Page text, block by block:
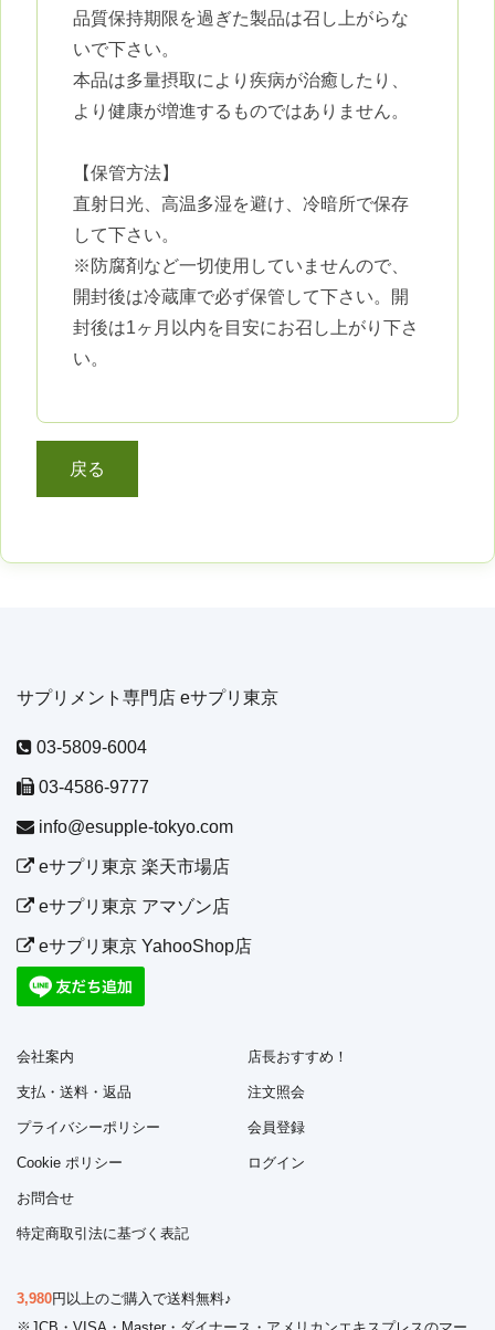
品質保持期限を過ぎた製品は召し上がらな
いで下さい。
本品は多量摂取により疾病が治癒したり、
より健康が増進するものではありません。
【保管方法】
直射日光、高温多湿を避け、冷暗所で保存
して下さい。
※防腐剤など一切使用していませんので、
開封後は冷蔵庫で必ず保管して下さい。開
封後は1ヶ月以内を目安にお召し上がり下さ
い。
サプリメント専門店 eサプリ東京
03-5809-6004
03-4586-9777
info@esupple-tokyo.com
eサプリ東京 楽天市場店
eサプリ東京 アマゾン店
eサプリ東京 YahooShop店
会社案内
支払・送料・返品
プライバシーポリシー
Cookie ポリシー
お問合せ
特定商取引法に基づく表記
店長おすすめ！
注文照会
会員登録
ログイン
3,980円以上のご購入で送料無料♪